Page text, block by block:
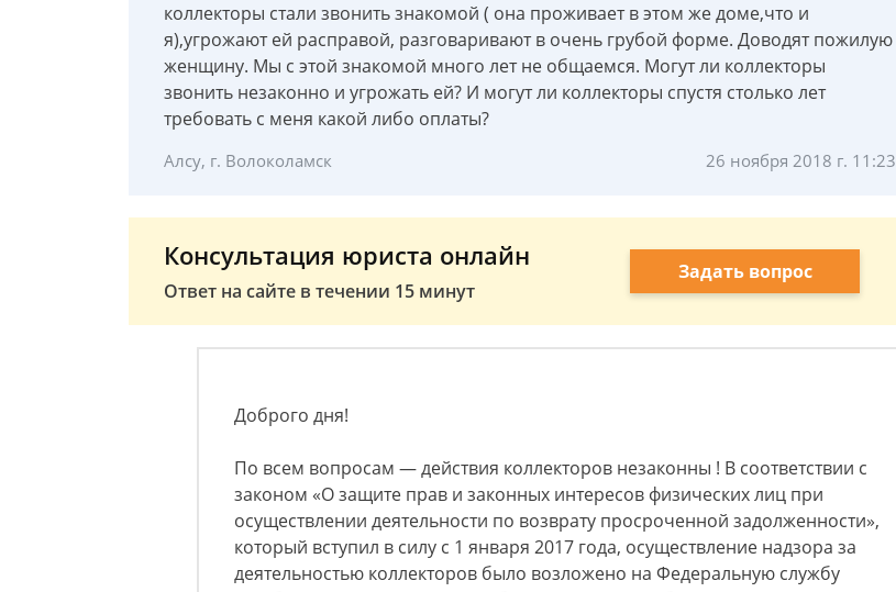
коллекторы стали звонить знакомой ( она проживает в этом же доме,что и
я),угрожают ей расправой, разговаривают в очень грубой форме. Доводят пожилую
женщину. Мы с этой знакомой много лет не общаемся. Могут ли коллекторы
звонить незаконно и угрожать ей? И могут ли коллекторы спустя столько лет
требовать с меня какой либо оплаты?
Алсу, г. Волоколамск 26 ноября 2018 г. 11:23
Консультация юриста онлайн
Ответ на сайте в течении 15 минут
Задать вопрос
Доброго дня!
По всем вопросам — действия коллекторов незаконны ! В соответствии с
законом «О защите прав и законных интересов физических лиц при
осуществлении деятельности по возврату просроченной задолженности»,
который вступил в силу с 1 января 2017 года, осуществление надзора за
деятельностью коллекторов было возложено на Федеральную службу